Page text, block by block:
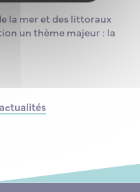
la mer et des littoraux
un thème majeur : la